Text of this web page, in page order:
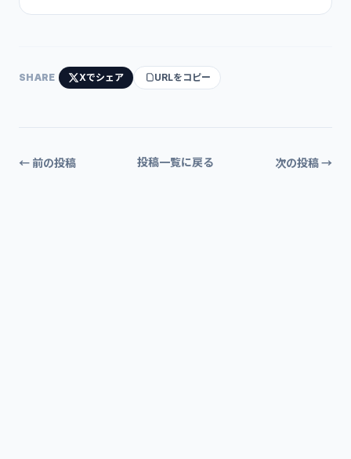
SHARE Xでシェア URLをコピー
← 前の投稿 投稿一覧に戻る 次の投稿 →